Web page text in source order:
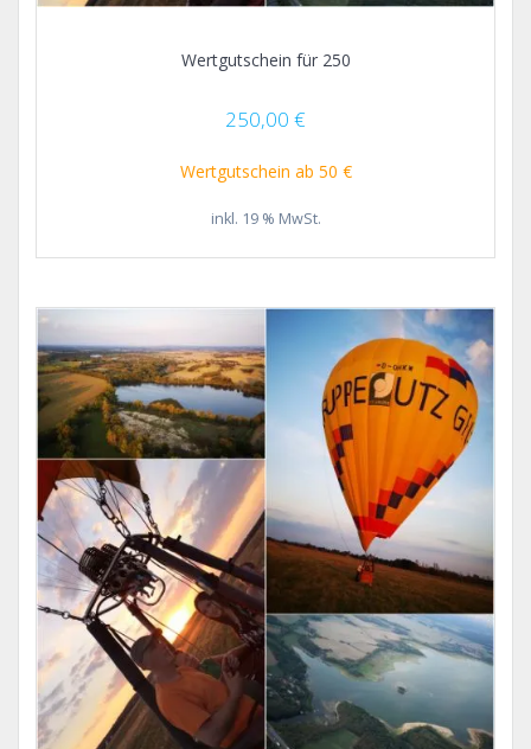
Wertgutschein für 250
250,00 €
Wertgutschein ab 50 €
inkl. 19 % MwSt.